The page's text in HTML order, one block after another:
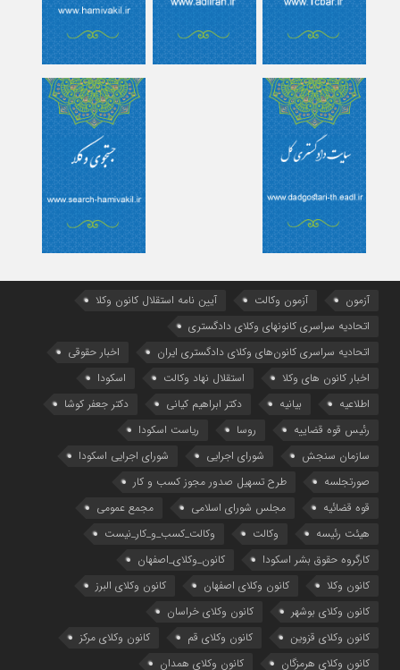
آزمون آزمون وکالت
آیین ‌نامه استقلال کانون وکلا
اتحادیه سراسری کانونهای وکلای دادگستری
اتحادیه سراسری کانون‌های وکلای دادگستری ایران
اخبار حقوقی
اخبار کانون های وکلا
استقلال نهاد وکالت
اسکودا
اطلاعیه
بیانیه دکتر ابراهیم کیانی
دکتر جعفر کوشا
رئیس قوه قضاییه
روسا
ریاست اسکودا
سازمان سنجش
شورای اجرایی
شورای اجرایی اسکودا
صورتجلسه
طرح تسهیل صدور مجوز کسب و کار
قوه قضائیه
مجلس شورای اسلامی
مجمع عمومی
هیئت رئیسه
وکالت
وکالت_کسب_و_کار_نیست
کارگروه حقوق بشر اسکودا
کانون_وکلای_اصفهان
کانون وکلا
کانون وکلای اصفهان
کانون وکلای البرز
کانون وکلای بوشهر
کانون وکلای خراسان
کانون وکلای قزوین
کانون وکلای قم
کانون وکلای مرکز
کانون وکلای هرمزگان
کانون وکلای همدان